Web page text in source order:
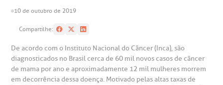
10 de outubro de 2019
Compartilhe:
De acordo com o Instituto Nacional do Câncer (Inca), são
diagnosticados no Brasil cerca de 60 mil novos casos de câncer
de mama por ano e aproximadamente 12 mil mulheres morrem
em decorrência dessa doença. Motivado pelas altas taxas de